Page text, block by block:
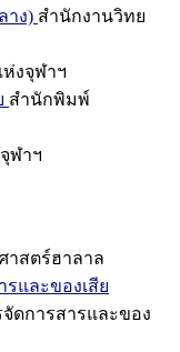
าง) สำนักงานวิทย
งจุฬาฯ
สำนักพิมพ์
ฬาฯ
าสตร์ฮาลาล
และของเสีย
ดการสารและของ